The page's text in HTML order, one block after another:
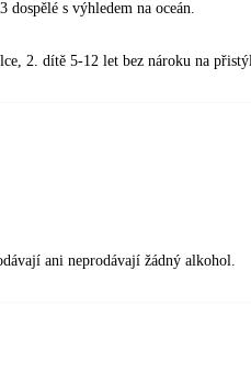
s výhledem na oceán.
2. dítě 5-12 let bez nároku na
ani neprodávají žádný alkohol.